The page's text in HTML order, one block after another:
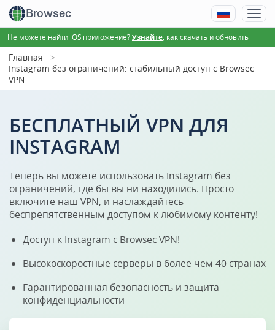
Browsec
Не можете найти iOS приложение?Узнайте , как скачать и обновить
Главная
Instagram без ограничений: стабильный доступ с Browsec
VPN
БЕСПЛАТНЫЙ VPN ДЛЯ
INSTAGRAM
Теперь вы можете использовать Instagram без
ограничений, где бы вы ни находились. Просто
включите наш VPN, и наслаждайтесь
беспрепятственным доступом к любимому контенту!
Доступ к Instagram с Browsec VPN!
Высокоскоростные серверы в более чем 40 странах
Гарантированная безопасность и защита
конфиденциальности